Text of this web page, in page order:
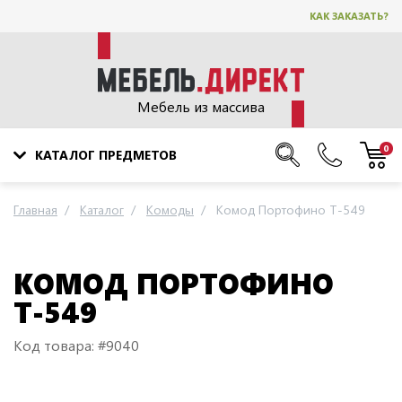
КАК ЗАКАЗАТЬ?
Мебель из массива
КАТАЛОГ ПРЕДМЕТОВ 0
Главная Каталог Комоды Комод Портофино Т-549
КОМОД ПОРТОФИНО
Т-549
Код товара: #9040